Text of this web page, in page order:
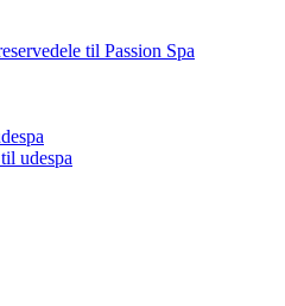
til Passion Spa
udespa